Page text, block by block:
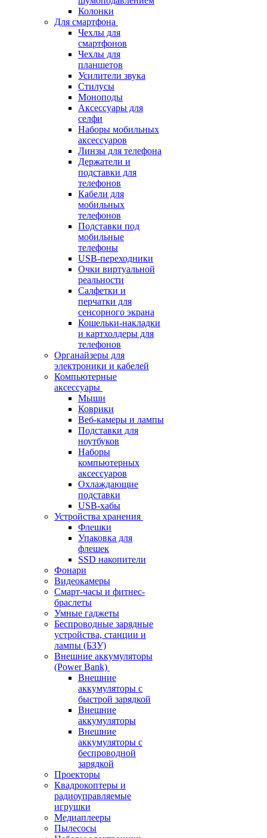
Колонки
Для смартфона
Чехлы для
смартфонов
Чехлы для
планшетов
Усилители звука
Стилусы
Моноподы
Аксессуары для
селфи
Наборы мобильных
аксессуаров
Линзы для телефона
Держатели и
подставки для
телефонов
Кабели для
мобильных
телефонов
Подставки под
мобильные
телефоны
USB-переходники
Очки виртуальной
реальности
Салфетки и
перчатки для
сенсорного экрана
Кошельки-накладки
и картхолдеры для
телефонов
Органайзеры для
электроники и кабелей
Компьютерные
аксессуары
Мыши
Коврики
Веб-камеры и лампы
Подставки для
ноутбуков
Наборы
компьютерных
аксессуаров
Охлаждающие
подставки
USB-хабы
Устройства хранения
Флешки
Упаковка для
флешек
SSD накопители
Фонари
Видеокамеры
Смарт-часы и фитнес-
браслеты
Умные гаджеты
Беспроводные зарядные
устройства, станции и
лампы (БЗУ)
Внешние аккумуляторы
(Power Bank)
Внешние
аккумуляторы с
быстрой зарядкой
Внешние
аккумуляторы
Внешние
аккумуляторы с
беспроводной
зарядкой
Проекторы
Квадрокоптеры и
радиоуправляемые
игрушки
Медиаплееры
Пылесосы